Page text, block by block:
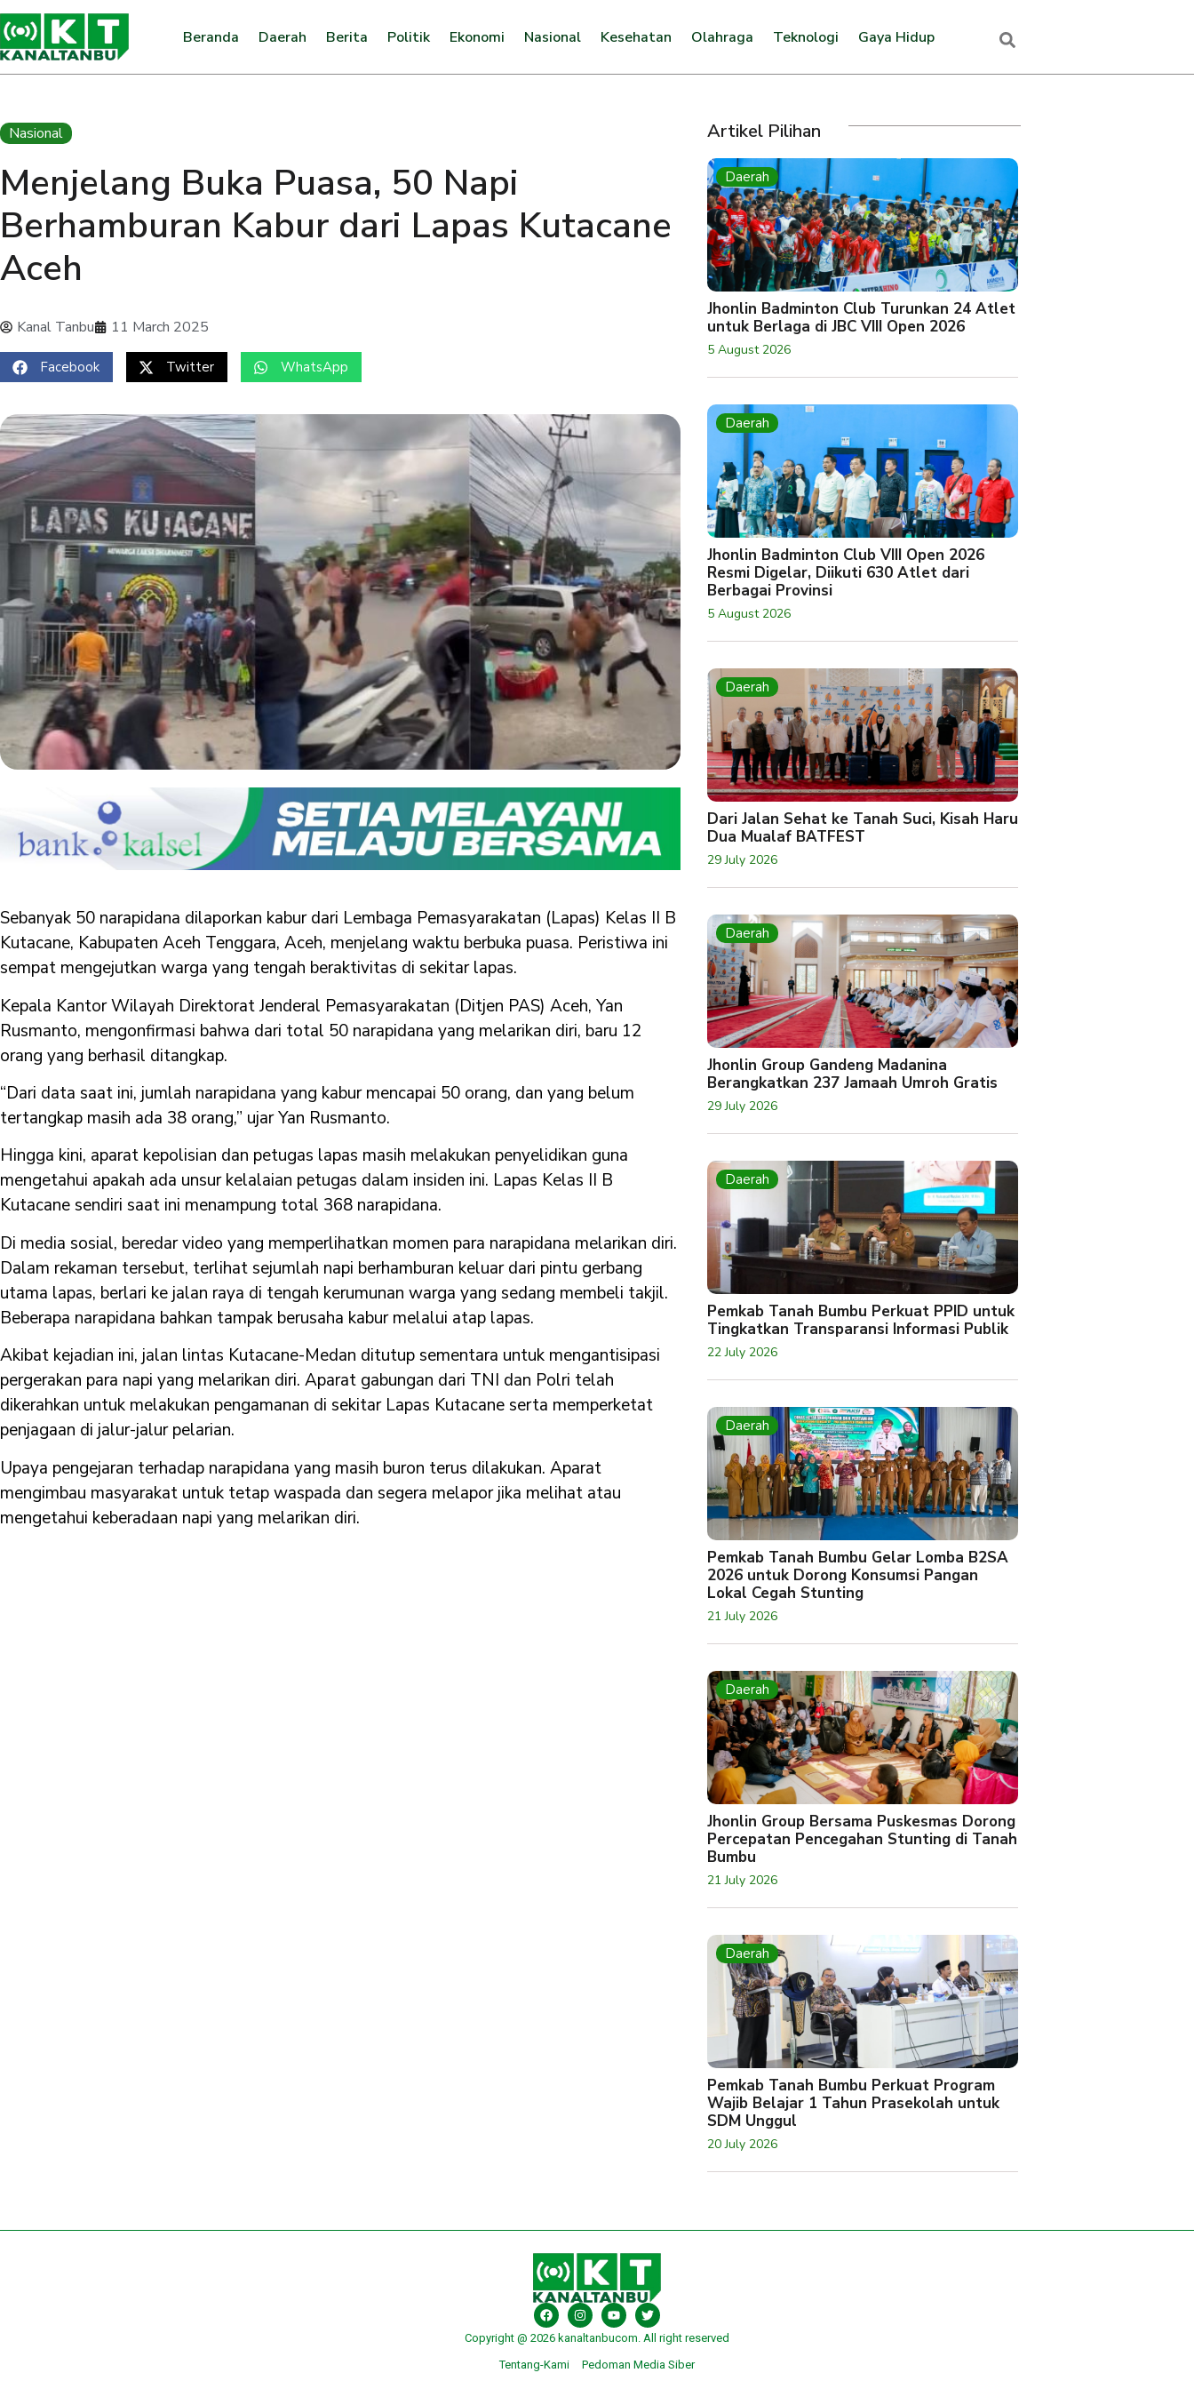
Beranda Daerah Berita Politik Ekonomi Nasional Kesehatan Olahraga Teknologi Gaya Hidup
Nasional
Menjelang Buka Puasa, 50 Napi
Berhamburan Kabur dari Lapas Kutacane
Aceh
Kanal Tanbu 11 March 2025
Facebook Twitter WhatsApp
Sebanyak 50 narapidana dilaporkan kabur dari Lembaga Pemasyarakatan (Lapas) Kelas II B
Kutacane, Kabupaten Aceh Tenggara, Aceh, menjelang waktu berbuka puasa. Peristiwa ini
sempat mengejutkan warga yang tengah beraktivitas di sekitar lapas.
Kepala Kantor Wilayah Direktorat Jenderal Pemasyarakatan (Ditjen PAS) Aceh, Yan
Rusmanto, mengonfirmasi bahwa dari total 50 narapidana yang melarikan diri, baru 12
orang yang berhasil ditangkap.
“Dari data saat ini, jumlah narapidana yang kabur mencapai 50 orang, dan yang belum
tertangkap masih ada 38 orang,” ujar Yan Rusmanto.
Hingga kini, aparat kepolisian dan petugas lapas masih melakukan penyelidikan guna
mengetahui apakah ada unsur kelalaian petugas dalam insiden ini. Lapas Kelas II B
Kutacane sendiri saat ini menampung total 368 narapidana.
Di media sosial, beredar video yang memperlihatkan momen para narapidana melarikan diri.
Dalam rekaman tersebut, terlihat sejumlah napi berhamburan keluar dari pintu gerbang
utama lapas, berlari ke jalan raya di tengah kerumunan warga yang sedang membeli takjil.
Beberapa narapidana bahkan tampak berusaha kabur melalui atap lapas.
Akibat kejadian ini, jalan lintas Kutacane-Medan ditutup sementara untuk mengantisipasi
pergerakan para napi yang melarikan diri. Aparat gabungan dari TNI dan Polri telah
dikerahkan untuk melakukan pengamanan di sekitar Lapas Kutacane serta memperketat
penjagaan di jalur-jalur pelarian.
Upaya pengejaran terhadap narapidana yang masih buron terus dilakukan. Aparat
mengimbau masyarakat untuk tetap waspada dan segera melapor jika melihat atau
mengetahui keberadaan napi yang melarikan diri.
Artikel Pilihan
Daerah
Jhonlin Badminton Club Turunkan 24 Atlet
untuk Berlaga di JBC VIII Open 2026
5 August 2026
Daerah
Jhonlin Badminton Club VIII Open 2026
Resmi Digelar, Diikuti 630 Atlet dari
Berbagai Provinsi
5 August 2026
Daerah
Dari Jalan Sehat ke Tanah Suci, Kisah Haru
Dua Mualaf BATFEST
29 July 2026
Daerah
Jhonlin Group Gandeng Madanina
Berangkatkan 237 Jamaah Umroh Gratis
29 July 2026
Daerah
Pemkab Tanah Bumbu Perkuat PPID untuk
Tingkatkan Transparansi Informasi Publik
22 July 2026
Daerah
Pemkab Tanah Bumbu Gelar Lomba B2SA
2026 untuk Dorong Konsumsi Pangan
Lokal Cegah Stunting
21 July 2026
Daerah
Jhonlin Group Bersama Puskesmas Dorong
Percepatan Pencegahan Stunting di Tanah
Bumbu
21 July 2026
Daerah
Pemkab Tanah Bumbu Perkuat Program
Wajib Belajar 1 Tahun Prasekolah untuk
SDM Unggul
20 July 2026
Copyright @ 2026 kanaltanbucom. All right reserved
Tentang-Kami
Pedoman Media Siber